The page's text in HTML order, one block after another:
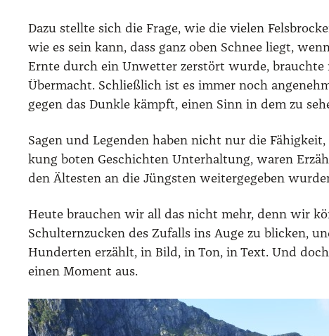
Dazu stell­te sich die Fra­ge, wie die vie­len
wie es sein kann, dass ganz oben Schnee liegt,
Ern­te durch ein Unwet­ter zer­stört wur­de,
Über­macht. Schließ­lich ist es immer noch
gegen das Dunk­le kämpft, einen Sinn in dem zu
Sagen und Legen­den haben nicht nur die
kung boten Geschich­ten Unter­hal­tung, waren
den Ältes­ten an die Jüngs­ten wei­ter­ge­ge­ben
Heu­te brau­chen wir all das nicht mehr, denn wir
Schul­tern­zucken des Zufalls ins Auge zu bli­cken,
Hun­der­ten erzählt, in Bild, in Ton, in Text. Und
einen Moment aus.